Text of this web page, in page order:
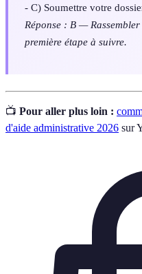
- C) Soumettre votre
Réponse : B —
première étape à suivre.
📺 Pour aller plus loin :
d'aide administrative 2026 sur